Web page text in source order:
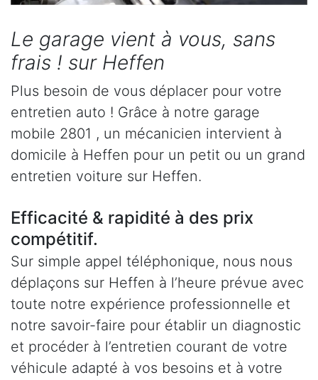
Le garage vient à vous, sans
frais ! sur Heffen
Plus besoin de vous déplacer pour votre
entretien auto ! Grâce à notre garage
mobile 2801 , un mécanicien intervient à
domicile à Heffen pour un petit ou un grand
entretien voiture sur Heffen.
Efficacité & rapidité à des prix
compétitif.
Sur simple appel téléphonique, nous nous
déplaçons sur Heffen à l’heure prévue avec
toute notre expérience professionnelle et
notre savoir-faire pour établir un diagnostic
et procéder à l’entretien courant de votre
véhicule adapté à vos besoins et à votre